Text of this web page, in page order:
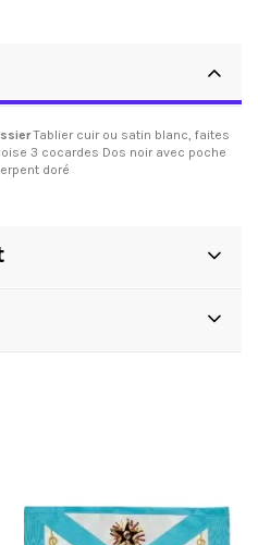
Tablier cuir ou satin blanc, faites
3 cocardes Dos noir avec poche
doré